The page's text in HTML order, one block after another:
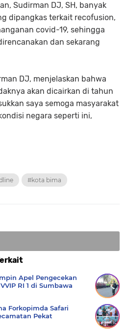
Sudirman DJ, SH, banyak
dipangkas terkait recofusion,
covid-19, sehingga
dan sekarang
DJ, menjelaskan bahwa
akan dicairkan di tahun
saya semoga masyarakat
negara seperti ini,
#kota bima
Apel Pengecekan
RI 1 di Sumbawa
Forkopimda Safari
Pekat